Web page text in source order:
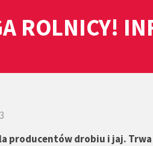
ROLNICY!
producentów drobiu i jaj.